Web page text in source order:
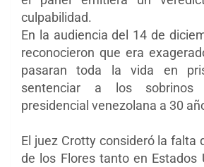
culpabilidad.
En la audiencia del 14 de
reconocieron que era
pasaran toda la vida en
sentenciar a los
presidencial venezolana a 30
El juez Crotty consideró la falta
de los Flores tanto en Estados